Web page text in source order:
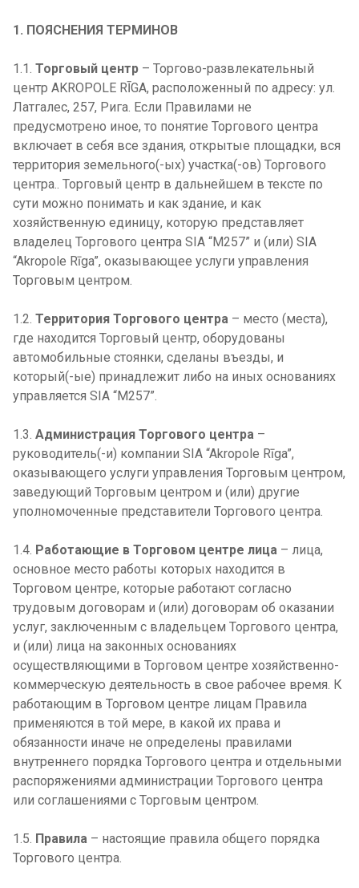
1. ПОЯСНЕНИЯ ТЕРМИНОВ
1.1. Торговый центр – Торгово-развлекательный
центр AKROPOLE RĪGA, расположенный по адресу: ул.
Латгалес, 257, Рига. Если Правилами не
предусмотрено иное, то понятие Торгового центра
включает в себя все здания, открытые площадки, вся
территория земельного(-ых) участка(-ов) Торгового
центра.. Торговый центр в дальнейшем в тексте по
сути можно понимать и как здание, и как
хозяйственную единицу, которую представляет
владелец Торгового центра SIA “M257” и (или) SIA
“Akropole Rīga”, оказывающее услуги управления
Торговым центром.
1.2. Территория Торгового центра – место (места),
где находится Торговый центр, оборудованы
автомобильные стоянки, сделаны въезды, и
который(-ые) принадлежит либо на иных основаниях
управляется SIA “M257”.
1.3. Администрация Торгового центра –
руководитель(-и) компании SIA “Akropole Rīga”,
оказывающего услуги управления Торговым центром,
заведующий Торговым центром и (или) другие
уполномоченные представители Торгового центра.
1.4. Работающие в Торговом центре лица – лица,
основное место работы которых находится в
Торговом центре, которые работают согласно
трудовым договорам и (или) договорам об оказании
услуг, заключенным с владельцем Торгового центра,
и (или) лица на законных основаниях
осуществляющими в Торговом центре хозяйственно-
коммерческую деятельность в свое рабочее время. К
работающим в Торговом центре лицам Правила
применяются в той мере, в какой их права и
обязанности иначе не определены правилами
внутреннего порядка Торгового центра и отдельными
распоряжениями администрации Торгового центра
или соглашениями с Торговым центром.
1.5. Правила – настоящие правила общего порядка
Торгового центра.